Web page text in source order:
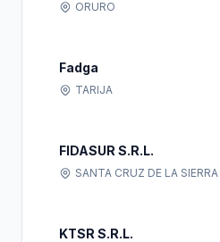
ORURO
Fadga
TARIJA
FIDASUR S.R.L.
SANTA CRUZ DE LA SIERRA
KTSR S.R.L.